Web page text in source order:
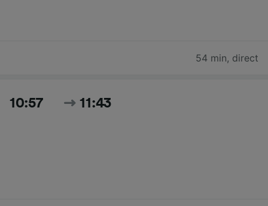
54 min, direct
10:57 11:43